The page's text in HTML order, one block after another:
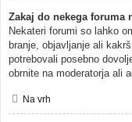
Zakaj do nekega foruma
Nekateri forumi so lahko
branje, objavljanje ali
potrebovali posebno
obrnite na moderatorja ali
Na vrh